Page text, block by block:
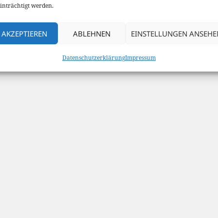
werden.
AKZEPTIEREN ABLEHNEN EINSTELLUNGEN
DatenschutzerklärungImpressum